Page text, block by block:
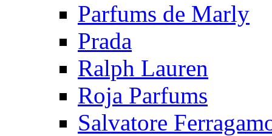
Parfums de Marly
Prada
Ralph Lauren
Roja Parfums
Salvatore